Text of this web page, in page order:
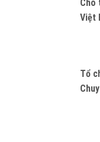
Cho
Việt
Tổ